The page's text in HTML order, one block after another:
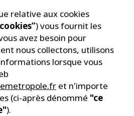
relative aux cookies
) vous fournit les
avez besoin pour
nous collectons, utilisons
lorsque vous
et n'importe
(ci-après dénommé "ce
).